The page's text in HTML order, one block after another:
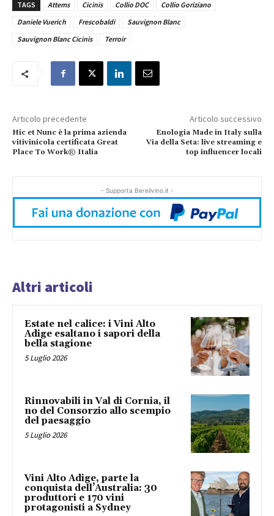
TAGS Attems Cicinis Collio DOC
Collio Goriziano
Daniele Vuerich
Frescobaldi
Sauvignon Blanc
Sauvignon Blanc Cicinis
Terroir
Articolo precedente
Hic et Nunc è la prima azienda
vitivinicola certificata Great
Place To Work® Italia
Articolo successivo
Enologia Made in Italy sulla
Via della Seta: live streaming e
top influencer locali
- Supporta Bereilvino.it -
Altri articoli
Estate nel calice: i Vini Alto
Adige esaltano i sapori della
bella stagione
5 Luglio 2026
Rinnovabili in Val di Cornia, il
no del Consorzio allo scempio
del paesaggio
5 Luglio 2026
Vini Alto Adige, parte la
conquista dell’Australia: 30
produttori e 170 vini
protagonisti a Sydney